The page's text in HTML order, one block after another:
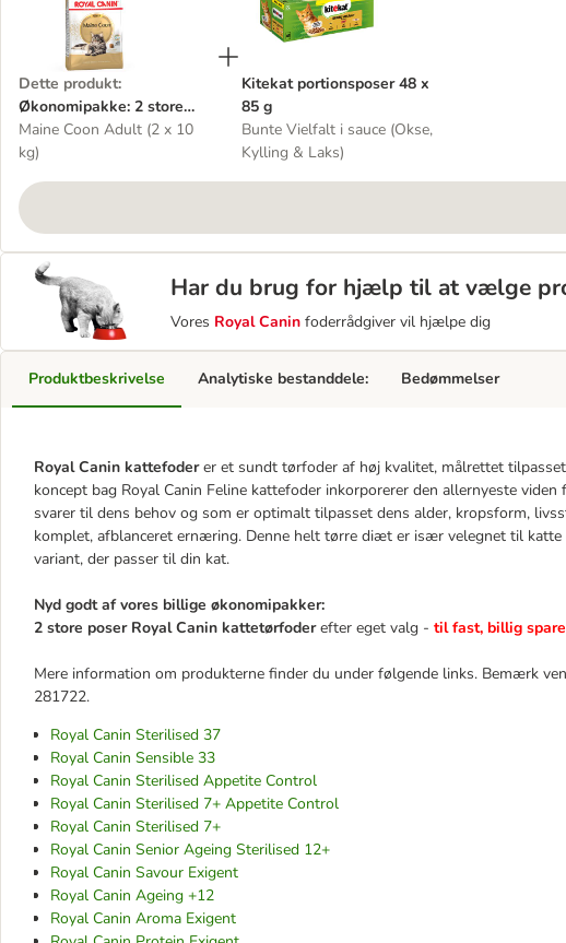
Dette produkt:
Økonomipakke: 2 store
poser Royal Canin
kattetørfoder
Maine Coon Adult (2 x 10
kg)
Kitekat portionsposer 48 x
85 g
Bunte Vielfalt i sauce (Okse,
Kylling & Laks)
Har du brug for hjælp til at vælge
Vores Royal Canin foderrådgiver vil hjælpe dig
Produktbeskrivelse
Royal Canin kattefoderer et sundt tørfoder af høj kvalitet, målrettet
koncept bag Royal Canin Feline kattefoder inkorporerer den allernyeste
svarer til dens behov og som er optimalt tilpasset dens alder, kropsform,
komplet, afblanceret ernæring. Denne helt tørre diæt er især velegnet til
variant, der passer til din kat.
Nyd godt af vores billige økonomipakker:
2 store poser Royal Canin kattetørfoderefter eget valg - til fast, billig
Mere information om produkterne finder du under følgende links. Bemærk
281722.
Royal Canin Sterilised 37
Royal Canin Sensible 33
Royal Canin Sterilised Appetite Control
Royal Canin Sterilised 7+ Appetite Control
Royal Canin Sterilised 7+
Royal Canin Senior Ageing Sterilised 12+
Royal Canin Savour Exigent
Royal Canin Ageing +12
Royal Canin Aroma Exigent
Analytiske bestanddele: Bedømmelser